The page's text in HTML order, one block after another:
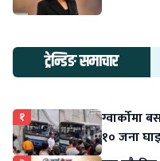
ट्रेन्डिङ समाचार
१
ग्वार्कोमा
१० जना